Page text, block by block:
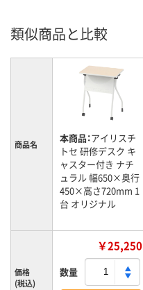
類似商品と比較
商品名 本商品：アイリスチ
トセ 研修デスク キ
ャスター付き ナチ
ュラル 幅650×奥行
450×高さ720mm 1
台 オリジナル
価格
(税込)
￥25,250
数量